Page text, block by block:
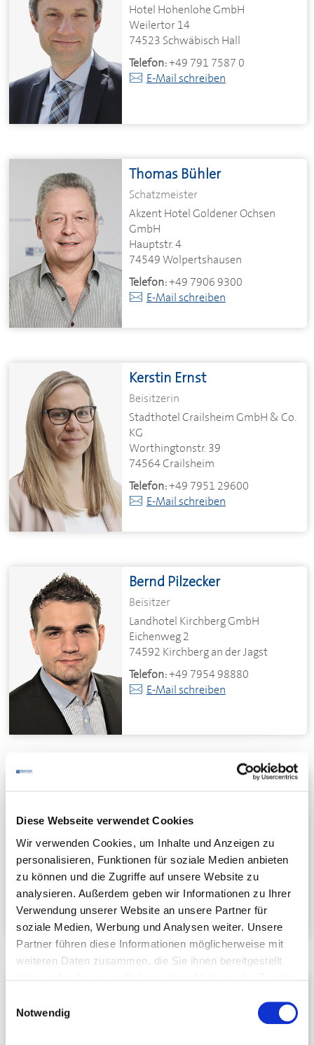
Diese Webseite verwendet Cookies
Wir verwenden Cookies, um Inhalte und Anzeigen zu
personalisieren, Funktionen für soziale Medien anbieten
zu können und die Zugriffe auf unsere Website zu
analysieren. Außerdem geben wir Informationen zu Ihrer
Verwendung unserer Website an unsere Partner für
soziale Medien, Werbung und Analysen weiter. Unsere
Partner führen diese Informationen möglicherweise mit
weiteren Daten zusammen, die Sie ihnen bereitgestellt
Notwendig
Hotel Hohenlohe GmbH
Weilertor 14
74523 Schwäbisch Hall
Telefon:+49 791 7587 0
E-Mail schreiben
Thomas Bühler
Schatzmeister
Akzent Hotel Goldener Ochsen
GmbH
Hauptstr. 4
74549 Wolpertshausen
Telefon:+49 7906 9300
E-Mail schreiben
Kerstin Ernst
Beisitzerin
Stadthotel Crailsheim GmbH & Co.
KG
Worthingtonstr. 39
74564 Crailsheim
Telefon:+49 7951 29600
E-Mail schreiben
Bernd Pilzecker
Beisitzer
Landhotel Kirchberg GmbH
Eichenweg 2
74592 Kirchberg an der Jagst
Telefon:+49 7954 98880
E-Mail schreiben
Hotellerie
Hotel Café Restaurant Schoch GmbH
Hauptstr. 40
74535 Mainhardt
Telefon:+49 7903 91900
E-Mail schreiben
Vorsitzende FG Gastronomie